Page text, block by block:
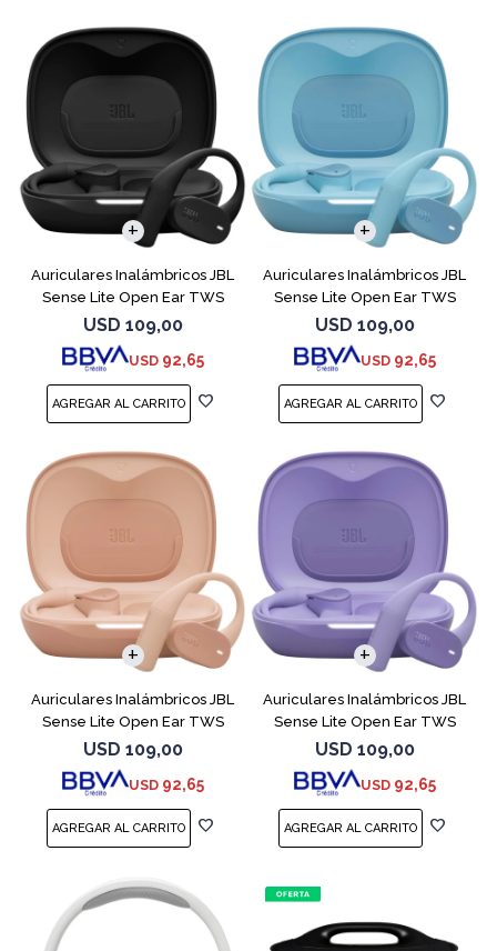
Auriculares Inalámbricos JBL
Sense Lite Open Ear TWS
Negro
USD 109,00
USD 92,65
Auriculares Inalámbricos JBL
Sense Lite Open Ear TWS
Azul
USD 109,00
USD 92,65
Auriculares Inalámbricos JBL
Sense Lite Open Ear TWS
Beige
USD 109,00
USD 92,65
Auriculares Inalámbricos JBL
Sense Lite Open Ear TWS
Purple
USD 109,00
USD 92,65